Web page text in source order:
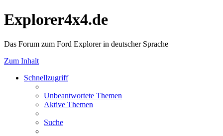
Explorer4x4.de
Das Forum zum Ford Explorer in deutscher Sprache
Zum Inhalt
Schnellzugriff
Unbeantwortete Themen
Aktive Themen
Suche